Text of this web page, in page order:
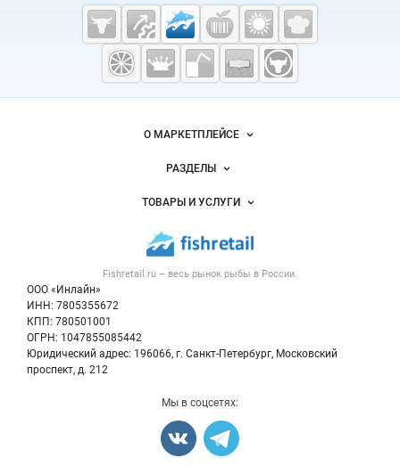
Cсылки на полезные проекты
Fishretail.ru —
рыба,
морепродукты
Важные разделы и контакты
Fishretail.ru – весь рынок рыбы в России.
ООО «Инлайн»
ИНН: 7805355672
КПП: 780501001
ОГРН: 1047855085442
Юридический адрес: 196066, г. Санкт-Петербург, Московский
проспект, д. 212
Навигация по сайтуО МАРКЕТПЛЕЙСЕ
Новости Fishretail.ru
Размещение рекламы
Публичная оферта
Контактная информация
Политика обработки персональных данных
РАЗДЕЛЫ
Объявления
Новости рынка
Блог
ТОВАРЫ И УСЛУГИ
Рыба
Икра
Мы в соцсетях: